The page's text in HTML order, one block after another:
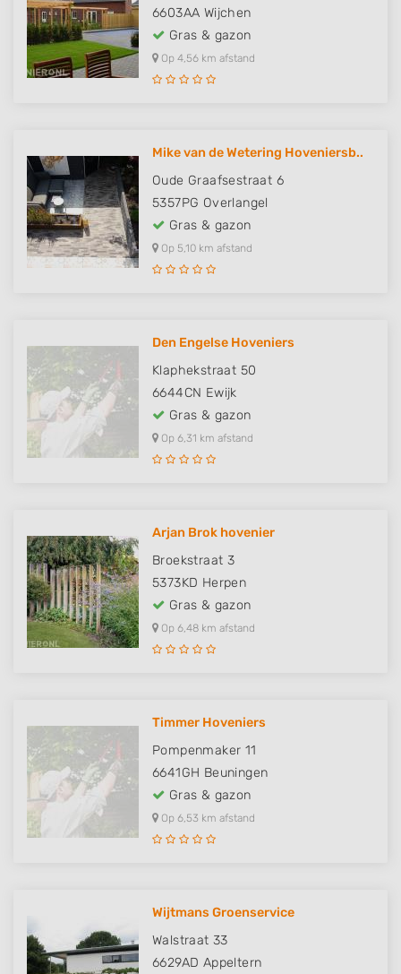
6603AA Wijchen
Gras & gazon
Op 4,56 km afstand
Mike van de Wetering Hoveniersb..
Oude Graafsestraat 6
5357PG Overlangel
Gras & gazon
Op 5,10 km afstand
Den Engelse Hoveniers
Klaphekstraat 50
6644CN Ewijk
Gras & gazon
Op 6,31 km afstand
Arjan Brok hovenier
Broekstraat 3
5373KD Herpen
Gras & gazon
Op 6,48 km afstand
Timmer Hoveniers
Pompenmaker 11
6641GH Beuningen
Gras & gazon
Op 6,53 km afstand
Wijtmans Groenservice
Walstraat 33
6629AD Appeltern